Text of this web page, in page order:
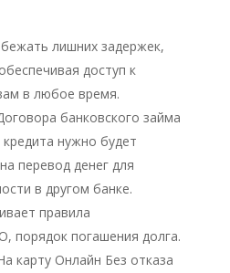
лишних задержек,
доступ к
в любое время.
банковского займа
нужно будет
перевод денег для
в другом банке.
правила
порядок погашения долга.
карту Онлайн Без отказа